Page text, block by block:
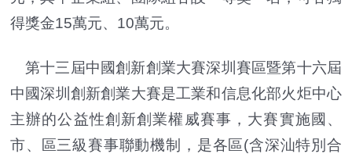
得獎金15萬元、10萬元。
第十三屆中國創新創業大賽深圳賽區暨第十六屆
中國深圳創新創業大賽是工業和信息化部火炬中心
主辦的公益性創新創業權威賽事，大賽實施國、
市、區三級賽事聯動機制，是各區(含深汕特別合